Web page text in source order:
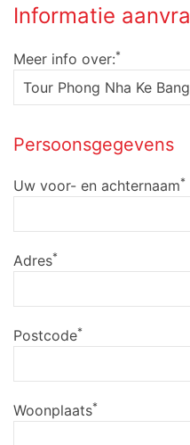
Informatie
Meer info over:*
Persoonsgegevens
Uw voor- en achternaam*
Adres*
Postcode*
Woonplaats*